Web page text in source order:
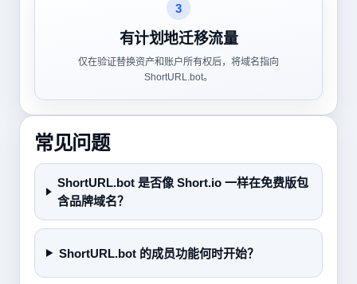
3
有计划地迁移流量
仅在验证替换资产和账户所有权后，将域名指向
ShortURL.bot。
常见问题
ShortURL.bot 是否像 Short.io 一样在免费版包
含品牌域名？
ShortURL.bot 的成员功能何时开始？